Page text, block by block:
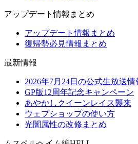
アップデート情報まとめ
アップデート情報まとめ
復帰勢必見情報まとめ
最新情報
2026年7月24日の公式生放送情
GP版12周年記念キャンペーン
あやかしクイーンレイス襲来
ウェブショップの使い方
光闇属性の改修まとめ